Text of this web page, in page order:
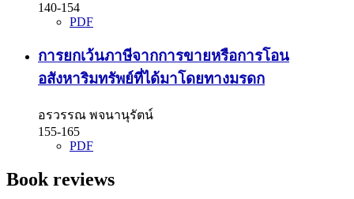
140-154
PDF
การยกเว้นภาษีจากการขายหรือการโอน
อสังหาริมทรัพย์ที่ได้มาโดยทางมรดก
อรวรรณ พจนานุรัตน์
155-165
PDF
Book reviews